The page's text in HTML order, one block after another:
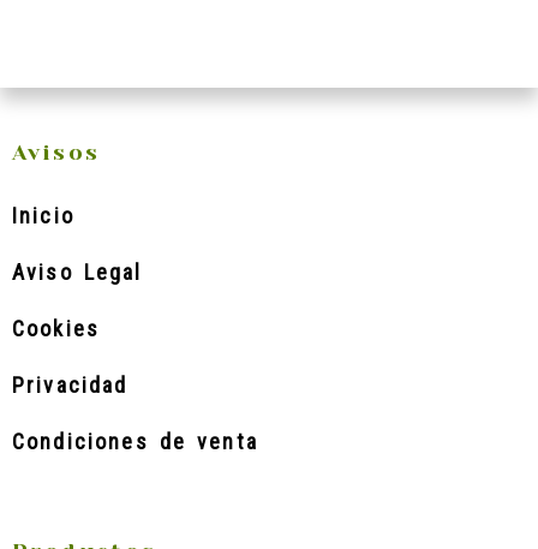
Avisos
Inicio
Aviso Legal
Cookies
Privacidad
Condiciones de venta